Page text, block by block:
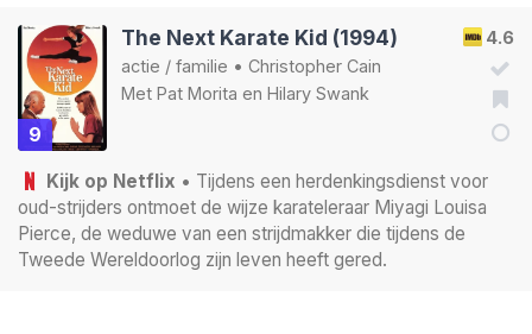
9
4.6
The Next Karate Kid (1994)
actie / familie • Christopher Cain
Met Pat Morita en Hilary Swank
Kijk op Netflix • Tijdens een herdenkingsdienst voor
oud-strijders ontmoet de wijze karateleraar Miyagi Louisa
Pierce, de weduwe van een strijdmakker die tijdens de
Tweede Wereldoorlog zijn leven heeft gered.